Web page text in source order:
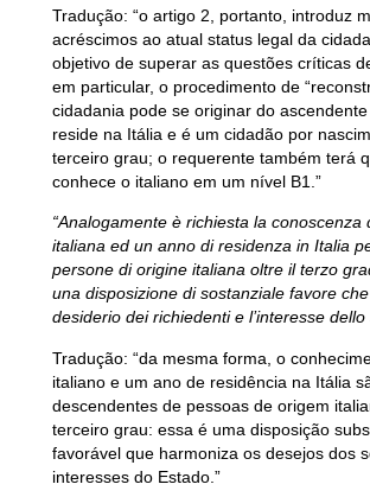
Tradução: “o artigo 2, portanto, introduz
acréscimos ao atual status legal da
objetivo de superar as questões críticas
em particular, o procedimento de
cidadania pode se originar do
reside na Itália e é um cidadão por
terceiro grau; o requerente também terá
conhece o italiano em um nível B1 .”
“Analogamente è richiesta la conoscenza
italiana ed un anno di residenza in Italia
persone di origine italiana oltre il terzo
una disposizione di sostanziale favore
desiderio dei richiedenti e l’interesse dello
Tradução: “da mesma forma, o
italiano e um ano de residência na Itália
descendentes de pessoas de origem
terceiro grau: essa é uma disposição
favorável que harmoniza os desejos dos
interesses do Estado.”